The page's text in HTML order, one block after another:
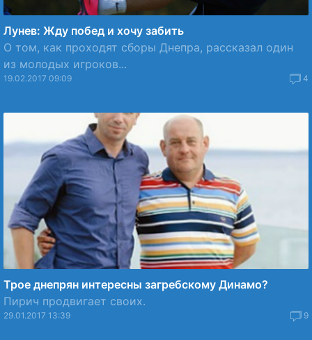
Лунев: Жду побед и хочу забить
О том, как проходят сборы Днепра, рассказал один
из молодых игроков...
19.02.2017 09:09 4
Трое днепрян интересны загребскому Динамо?
Пирич продвигает своих.
29.01.2017 13:39 9